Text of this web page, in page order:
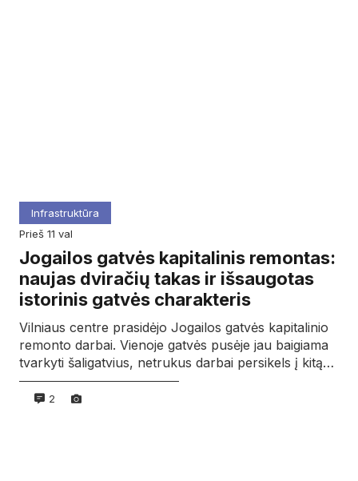
Infrastruktūra
prieš 11 val
Jogailos gatvės kapitalinis remontas:
naujas dviračių takas ir išsaugotas
istorinis gatvės charakteris
Vilniaus centre prasidėjo Jogailos gatvės kapitalinio
remonto darbai. Vienoje gatvės pusėje jau baigiama
tvarkyti šaligatvius, netrukus darbai persikels į kitą…
2